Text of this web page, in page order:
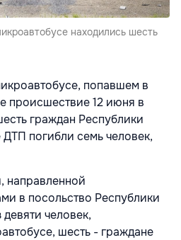
находились шесть
попавшем в
происшествие 12 июня в
граждан Республики
погибли семь человек,
направленной
в посольство Республики
человек,
шесть - граждане